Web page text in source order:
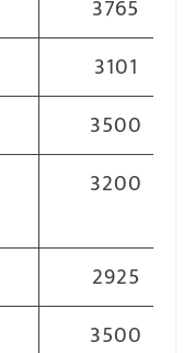
3765
3101
3500
3200
2925
3500